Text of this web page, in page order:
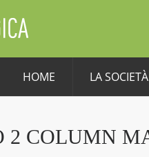
HOME LA SOCIETÀ
2 COLUMN